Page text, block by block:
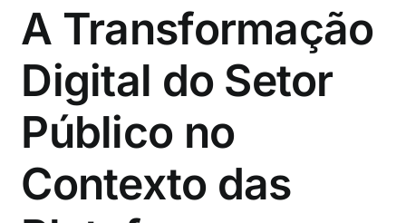
A Transformação
Digital do Setor
Público no
Contexto das